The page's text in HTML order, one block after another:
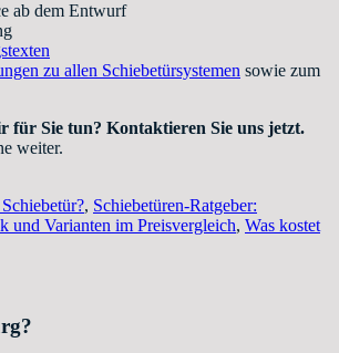
ab dem Entwurf
zu allen Schiebetürsystemen sowie zum
für Sie tun? Kontaktieren Sie uns jetzt.
weiter.
, Schiebetüren-Ratgeber:
und Varianten im Preisvergleich, Was kostet